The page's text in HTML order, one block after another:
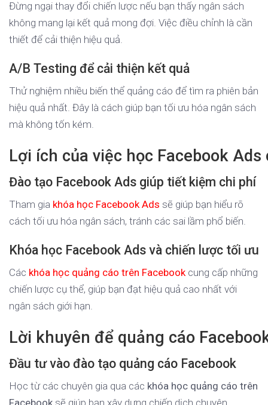
Đừng ngại thay đổi chiến lược nếu bạn thấy ngân sách
không mang lại kết quả mong đợi. Việc điều chỉnh là cần
thiết để cải thiện hiệu quả.
A/B Testing để cải thiện kết quả
Thử nghiệm nhiều biến thể quảng cáo để tìm ra phiên bản
hiệu quả nhất. Đây là cách giúp bạn tối ưu hóa ngân sách
mà không tốn kém.
Lợi ích của việc học Facebook
Đào tạo Facebook Ads giúp tiết kiệm chi phí
Tham gia khóa học Facebook Ads sẽ giúp bạn hiểu rõ
cách tối ưu hóa ngân sách, tránh các sai lầm phổ biến.
Khóa học Facebook Ads và chiến lược tối ưu
Các khóa học quảng cáo trên Facebook cung cấp những
chiến lược cụ thể, giúp bạn đạt hiệu quả cao nhất với
ngân sách giới hạn.
Lời khuyên để quảng cáo
Đầu tư vào đào tạo quảng cáo Facebook
Học từ các chuyên gia qua các khóa học quảng cáo trên
Facebook sẽ giúp bạn xây dựng chiến dịch chuyên